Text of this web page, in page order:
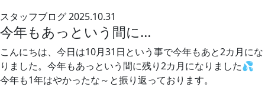
スタッフブログ2025.10.31
今年もあっという間に…
こんにちは、今日は10月31日という事で今年もあと2カ月にな
りました。今年もあっという間に残り2カ月になりました💦
今年も1年はやかったな～と振り返っております。